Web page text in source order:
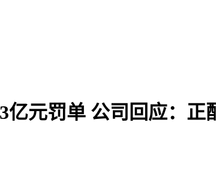
元罚单 公司回应：